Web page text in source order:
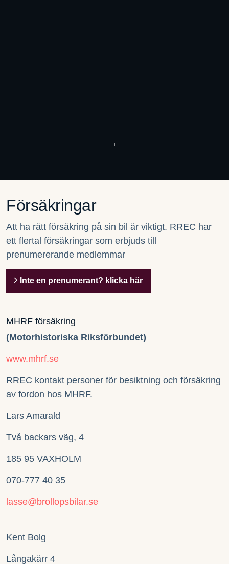
Försäkringar
Att ha rätt försäkring på sin bil är viktigt. RREC har
ett flertal försäkringar som erbjuds till
prenumererande medlemmar
Inte en prenumerant? klicka här
MHRF försäkring
(Motorhistoriska Riksförbundet)
www.mhrf.se
RREC kontakt personer för besiktning och försäkring
av fordon hos MHRF.
Lars Amarald
Två backars väg, 4
185 95 VAXHOLM
070-777 40 35
lasse@brollopsbilar.se
Kent Bolg
Långakärr 4